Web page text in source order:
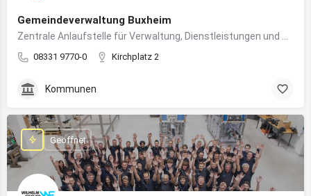
Gemeindeverwaltung Buxheim
08331 9770-0 Kirchplatz 2
Kommunen
Geöffnet